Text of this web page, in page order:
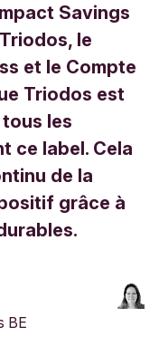
Savings
le
et le Compte
Triodos est
les
ce label. Cela
de la
grâce à
BE